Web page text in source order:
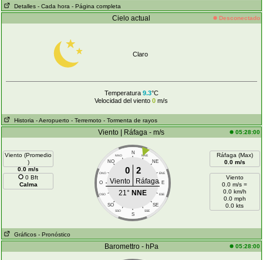
Detalles - Cada hora - Página completa
Cielo actual Desconectado
Claro
Temperatura 9.3°C
Velocidad del viento 0 m/s
Historia - Aeropuerto - Terremoto - Tormenta de rayos
Viento | Ráfaga - m/s 05:28:00
Viento (Promedio
)
0.0 m/s
0 Bft
Calma
N
NNO NNE
NO NE
ONO ENE
O E
OSO ESE
SO SE
SSO SSE
S
0 2
Viento
Ráfaga
21° NNE
Ráfaga (Max)
0.0 m/s
Viento
0.0 m/s =
0.0 km/h
0.0 mph
0.0 kts
Gráficos - Pronóstico
Baromettro - hPa 05:28:00